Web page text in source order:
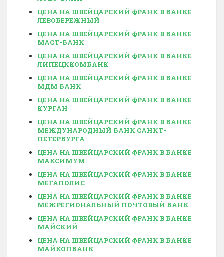
ЦЕНА НА ШВЕЙЦАРСКИЙ ФРАНК В БАНКЕ
ЛЕВОБЕРЕЖНЫЙ
ЦЕНА НА ШВЕЙЦАРСКИЙ ФРАНК В БАНКЕ
МАСТ-БАНК
ЦЕНА НА ШВЕЙЦАРСКИЙ ФРАНК В БАНКЕ
ЛИПЕЦККОМБАНК
ЦЕНА НА ШВЕЙЦАРСКИЙ ФРАНК В БАНКЕ
МДМ БАНК
ЦЕНА НА ШВЕЙЦАРСКИЙ ФРАНК В БАНКЕ
КУРГАН
ЦЕНА НА ШВЕЙЦАРСКИЙ ФРАНК В БАНКЕ
МЕЖДУНАРОДНЫЙ БАНК САНКТ-
ПЕТЕРБУРГА
ЦЕНА НА ШВЕЙЦАРСКИЙ ФРАНК В БАНКЕ
МАКСИМУМ
ЦЕНА НА ШВЕЙЦАРСКИЙ ФРАНК В БАНКЕ
МЕГАПОЛИС
ЦЕНА НА ШВЕЙЦАРСКИЙ ФРАНК В БАНКЕ
МЕЖРЕГИОНАЛЬНЫЙ ПОЧТОВЫЙ БАНК
ЦЕНА НА ШВЕЙЦАРСКИЙ ФРАНК В БАНКЕ
МАЙСКИЙ
ЦЕНА НА ШВЕЙЦАРСКИЙ ФРАНК В БАНКЕ
МАЙКОПБАНК